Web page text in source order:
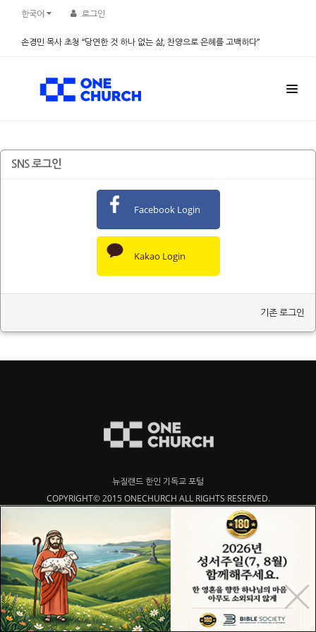
한국어 로그인
손경민 목사 초청 “당연한 것 하나 없는 삶, 찬양으로 은혜를 고백하다”
SNS 로그인
Facebook Login
Kakao Login
기존 로그인
뉴질랜드 한인 기독교 포털
COPYRIGHT© 2015 ONECHURCH ALL RIGHTS RESERVED.